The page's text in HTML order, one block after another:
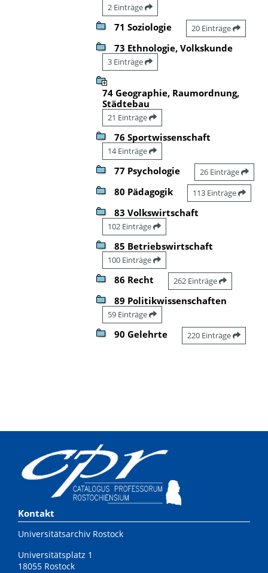
2 Einträge
71 Soziologie 20 Einträge
73 Ethnologie, Volkskunde
3 Einträge
74 Geographie, Raumordnung,
Städtebau
21 Einträge
76 Sportwissenschaft
14 Einträge
77 Psychologie 26 Einträge
80 Pädagogik 113 Einträge
83 Volkswirtschaft
102 Einträge
85 Betriebswirtschaft
100 Einträge
86 Recht 262 Einträge
89 Politikwissenschaften
59 Einträge
90 Gelehrte 220 Einträge
Kontakt
Universitätsarchiv Rostock
Universitätsplatz 1
18055 Rostock